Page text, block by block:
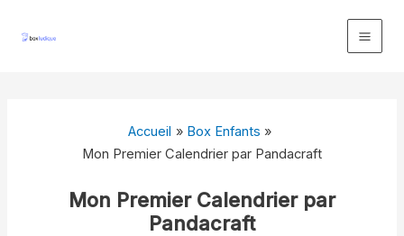
Accueil
Box Enfants
Mon Premier Calendrier par Pandacraft
Mon Premier Calendrier par
Pandacraft